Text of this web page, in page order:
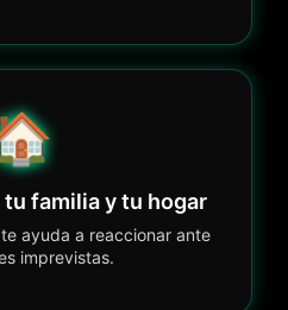
familia y tu hogar
ayuda a reaccionar ante
imprevistas.